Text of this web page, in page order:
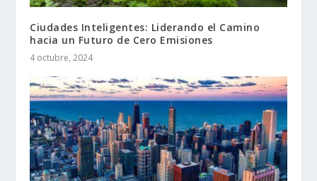
Ciudades Inteligentes: Liderando el Camino
hacia un Futuro de Cero Emisiones
4 octubre, 2024